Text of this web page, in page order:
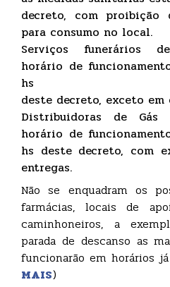
decreto, com proibição
para consumo no local.
Serviços funerários
horário de
hs
deste decreto, exceto em
Distribuidoras de Gás
horário de
hs deste decreto, com
entregas.
Não se enquadram os
farmácias, locais de
caminhoneiros, a
parada de descanso as
funcionarão em horários
MAIS)